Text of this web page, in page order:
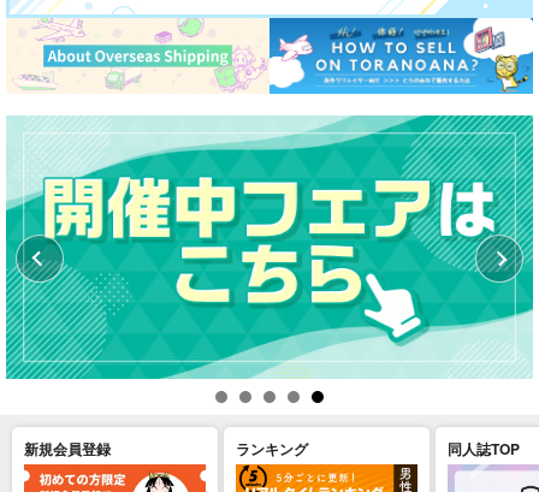
新規会員登録 ランキング 同人誌TOP